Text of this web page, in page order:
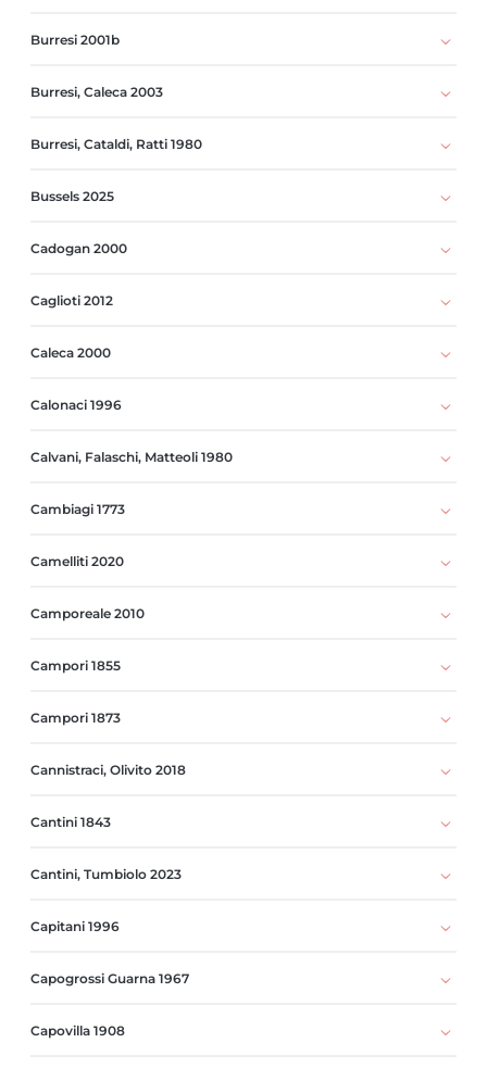
Burresi 2001b
Burresi, Caleca 2003
Burresi, Cataldi, Ratti 1980
Bussels 2025
Cadogan 2000
Caglioti 2012
Caleca 2000
Calonaci 1996
Calvani, Falaschi, Matteoli 1980
Cambiagi 1773
Camelliti 2020
Camporeale 2010
Campori 1855
Campori 1873
Cannistraci, Olivito 2018
Cantini 1843
Cantini, Tumbiolo 2023
Capitani 1996
Capogrossi Guarna 1967
Capovilla 1908